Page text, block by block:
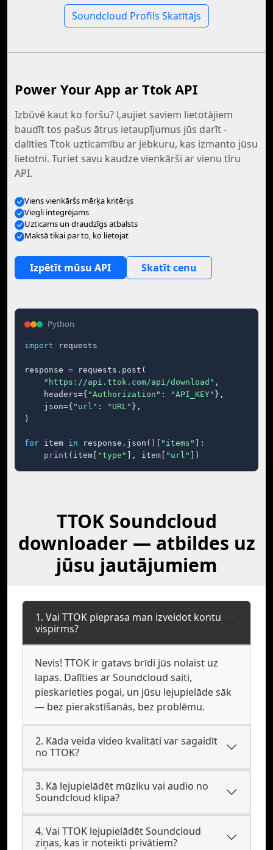
Soundcloud Profils Skatītājs
Power Your App ar Ttok API
Izbūvē kaut ko foršu? Ļaujiet saviem lietotājiem
baudīt tos pašus ātrus ietaupījumus jūs darīt -
dalīties Ttok uzticamību ar jebkuru, kas izmanto jūsu
lietotni. Turiet savu kaudze vienkārši ar vienu tīru
API.
Viens vienkāršs mērķa kritērijs
Viegli integrējams
Uzticams un draudzīgs atbalsts
Maksā tikai par to, ko lietojat
Izpētīt mūsu API Skatīt cenu
Python
import requests
response = requests.post(
"https://api.ttok.com/api/download" ,
    headers={
"Authorization" : "API_KEY" },
    json={
"url" : "URL" },
)
for item in response.json()[ "items"
]:
print (item[ "type" ], item[ "url" ])
TTOK Soundcloud
downloader — atbildes uz
jūsu jautājumiem
1. Vai TTOK pieprasa man izveidot kontu
vispirms?
Nevis! TTOK ir gatavs brīdi jūs nolaist uz
lapas. Dalīties ar Soundcloud saiti,
pieskarieties pogai, un jūsu lejupielāde sāk
— bez pierakstīšanās, bez problēmu.
2. Kāda veida video kvalitāti var sagaidīt
no TTOK?
3. Kā lejupielādēt mūziku vai audio no
Soundcloud klipa?
4. Vai TTOK lejupielādēt Soundcloud
ziņas, kas ir noteikti privātiem?